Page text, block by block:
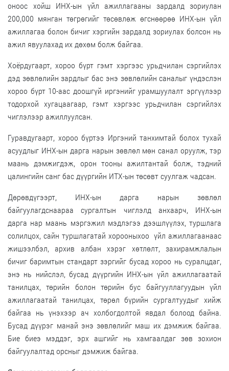
оноос хойш ИНХ-ын үйл ажиллагааны зардалд зориулан
200,000 мянган төгрөгийг төсөвлөж өгснөөрөө ИНХ-ын үйл
ажиллагаа болон бичиг хэргийн зардалд зориулах болсон нь
ажил явуулахад их дөхөм болж байгаа.
Хоёрдугаарт, хороо бүрт гэмт хэргээс урьдчилан сэргийлэх
дэд зөвлөлийн зардлыг бас энэ зөвлөлийн саналыг үндэслэн
хороо бүрт 10-аас доошгүй иргэнийг урамшуулалт эргүүлээр
тодорхой хугацаагаар, гэмт хэргээс урьдчилан сэргийлэх
чиглэлээр ажиллуулсан.
Гуравдугаарт, хороо бүртээ Иргэний танхимтай болох тухай
асуудлыг ИНХ-ын дарга нарын зөвлөл мөн санал оруулж, тэр
маань дэмжигдэж, орон тооны ажилтантай болж, тэдний
цалингийн санг бас дүүргийн ИТХ-ын төсөвт суулгаж чадсан.
Дөрөвдүгээрт, ИНХ-ын дарга нарын зөвлөл
байгуулагдснаараа сургалтын чиглэлд анхаарч, ИНХ-ын
дарга нар маань мэргэжил мэдлэгээ дээшлүүлэх, туршлага
солилцох, сайн туршлагатай хорооныхоо үйл ажиллагаанаас
жишээлбэл, архив албан хэрэг хөтлөлт, захирамжлалын
бичиг баримтын стандарт зэргийг бусад хороо нь суралцдаг,
энэ нь нийслэл, бусад дүүргийн ИНХ-ын үйл ажиллагаатай
танилцах, төрийн болон төрийн бус байгууллагуудын үйл
ажиллагаатай танилцах, төрөл бүрийн сургалтуудыг хийж
байгаа нь үнэхээр ач холбогдолтой явдал болоод байна.
Бусад дүүрэг манай энэ зөвлөлийг маш их дэмжиж байгаа.
Бие биеэ мэддэг, эрх ашгийг нь хамгаалдаг зөв зохион
байгуулалтад орсныг дэмжиж байгаа.